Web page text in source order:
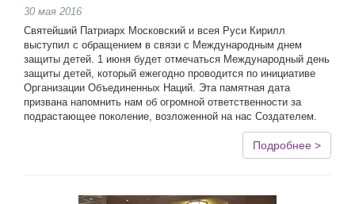
30 мая 2016
Святейший Патриарх Московский и всея Руси Кирилл
выступил с обращением в связи с Международным днем
защиты детей. 1 июня будет отмечаться Международный день
защиты детей, который ежегодно проводится по инициативе
Организации Объединенных Наций. Эта памятная дата
призвана напомнить нам об огромной ответственности за
подрастающее поколение, возложенной на нас Создателем.
Подробнее >